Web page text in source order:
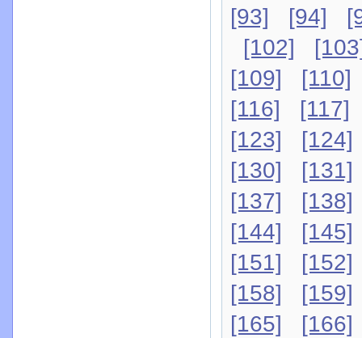
[93]
[94]
[102]
[109]
[110]
[116]
[117]
[123]
[124]
[130]
[131]
[137]
[138]
[144]
[145]
[151]
[152]
[158]
[159]
[165]
[166]